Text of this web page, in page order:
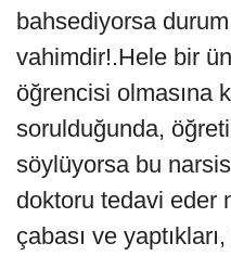
bahsediyorsa
vahimdir!.Hele bir
öğrencisi olmasına
sorulduğunda,
söylüyorsa bu
doktoru tedavi eder
çabası ve